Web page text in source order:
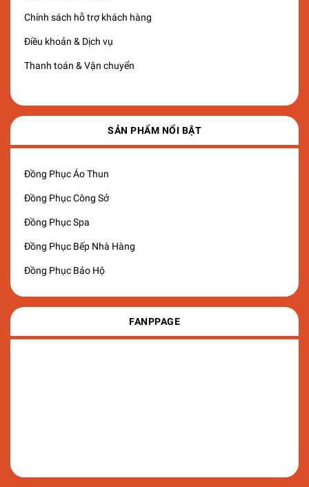
Chính sách hỗ trợ khách hàng
Điều khoản & Dịch vụ
Thanh toán & Vận chuyển
SẢN PHẨM NỔI BẬT
Đồng Phục Áo Thun
Đồng Phục Công Sở
Đồng Phục Spa
Đồng Phục Bếp Nhà Hàng
Đồng Phục Bảo Hộ
FANPPAGE